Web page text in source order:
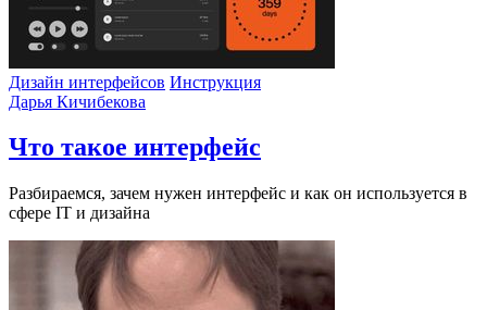
Дизайн интерфейсов Инструкция
Дарья Кичибекова
Что такое интерфейс
Разбираемся, зачем нужен интерфейс и как он используется в
сфере IT и дизайна